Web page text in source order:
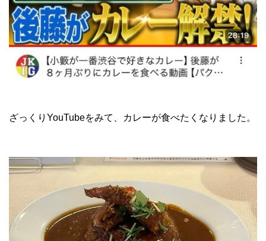
ざっくりYouTubeをみて、カレーが食べたくなりました。